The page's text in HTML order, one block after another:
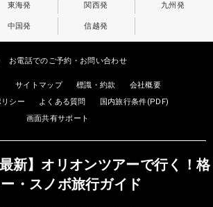
東海発 関西発 九州発
中国発 信越発
お電話でのご予約・お問い合わせ
サイトマップ 標識・約款
会社概要
シー
よくある質問
国内旅行条件(PDF)
画面共有サポート
新】オリオンツアーで行く！格
・スノボ旅行ガイド